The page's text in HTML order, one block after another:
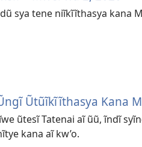
sya tene niĩkĩĩthasya kana
Ũtũĩkĩĩthasya Kana
ũtesĩ Tatenai aĩ ũũ, ĩndĩ
kana aĩ kw’o.